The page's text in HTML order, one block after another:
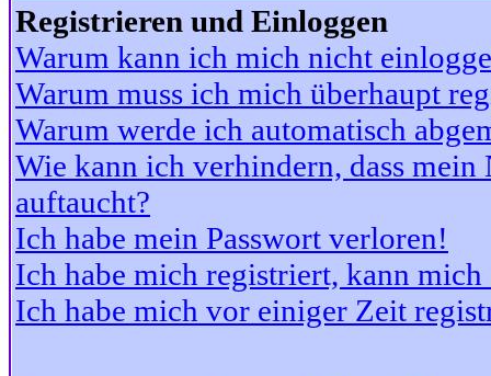
Registrieren und Einloggen
Warum kann ich mich nicht
Warum muss ich mich überhaupt
Warum werde ich automatisch
Wie kann ich verhindern, dass
auftaucht?
Ich habe mein Passwort verloren!
Ich habe mich registriert, kann
Ich habe mich vor einiger Zeit